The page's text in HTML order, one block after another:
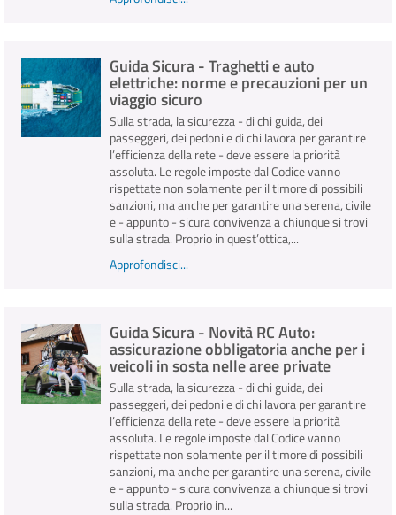
Guida Sicura - Traghetti e auto
elettriche: norme e precauzioni per un
viaggio sicuro
Sulla strada, la sicurezza - di chi guida, dei
passeggeri, dei pedoni e di chi lavora per garantire
l’efficienza della rete - deve essere la priorità
assoluta. Le regole imposte dal Codice vanno
rispettate non solamente per il timore di possibili
sanzioni, ma anche per garantire una serena, civile
e - appunto - sicura convivenza a chiunque si trovi
sulla strada. Proprio in quest’ottica,...
Approfondisci...
Guida Sicura - Novità RC Auto:
assicurazione obbligatoria anche per i
veicoli in sosta nelle aree private
Sulla strada, la sicurezza - di chi guida, dei
passeggeri, dei pedoni e di chi lavora per garantire
l’efficienza della rete - deve essere la priorità
assoluta. Le regole imposte dal Codice vanno
rispettate non solamente per il timore di possibili
sanzioni, ma anche per garantire una serena, civile
e - appunto - sicura convivenza a chiunque si trovi
sulla strada. Proprio in...